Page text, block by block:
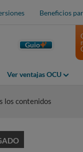
Beneficios
Guio
Ver ventajas OCU
los contenidos